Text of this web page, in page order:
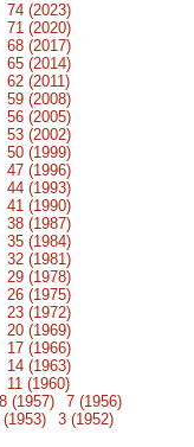
74 (2023)
71 (2020)
68 (2017)
65 (2014)
62 (2011)
59 (2008)
56 (2005)
53 (2002)
50 (1999)
47 (1996)
44 (1993)
41 (1990)
38 (1987)
35 (1984)
32 (1981)
29 (1978)
26 (1975)
23 (1972)
20 (1969)
17 (1966)
14 (1963)
11 (1960)
8 (1957)
7 (1956)
(1953)
3 (1952)